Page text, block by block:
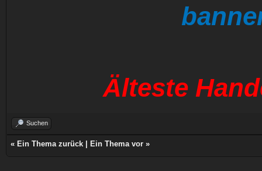
Älteste
Suchen
« Ein Thema zurück Ein Thema vor »